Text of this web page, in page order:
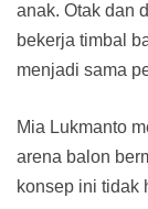
anak. Otak dan
bekerja timbal
menjadi sama
Mia Lukmanto
arena balon
konsep ini tidak